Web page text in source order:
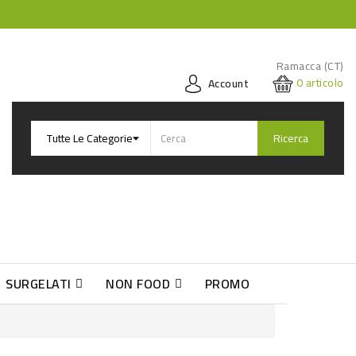
Ramacca (CT)
Account
0articolo
Ricerca
SURGELATI NON FOOD PROMO